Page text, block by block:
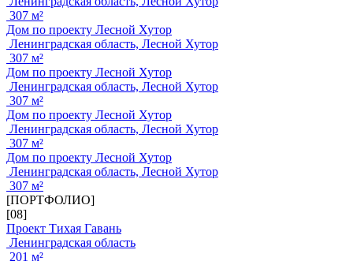
307 м²
Дом по проекту Лесной Хутор
Ленинградская область, Лесной Хутор
307 м²
Дом по проекту Лесной Хутор
Ленинградская область, Лесной Хутор
307 м²
Дом по проекту Лесной Хутор
Ленинградская область, Лесной Хутор
307 м²
Дом по проекту Лесной Хутор
Ленинградская область, Лесной Хутор
307 м²
[ПОРТФОЛИО]
[08]
Проект Тихая Гавань
Ленинградская область
201 м²